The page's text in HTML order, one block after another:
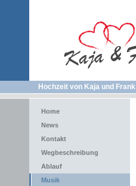
Hochzeit von Kaja und Frank
Home
News
Kontakt
Wegbeschreibung
Ablauf
Musik